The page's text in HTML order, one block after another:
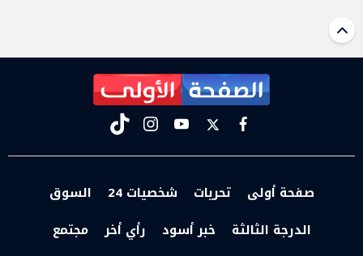
facebook
twitter
youtube
instagram
tiktok
صفحة أولى تحريات شخصيات 24
السوق
الدرجة الثالثة
خبر أسود رأي أخر مجتمع